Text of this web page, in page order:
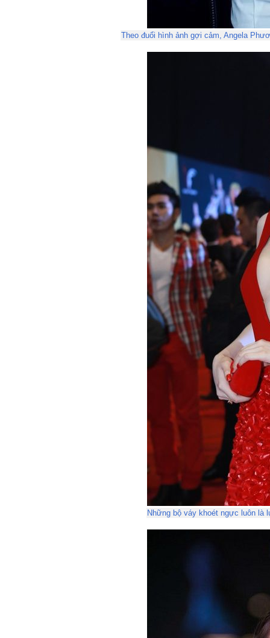
Theo đuổi hình ảnh gợi cảm, Angela
Những bộ váy khoét ngực luôn